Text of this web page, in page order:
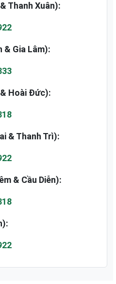
Thanh Xuân):
& Gia Lâm):
Hoài Đức):
& Thanh Trì):
& Cầu Diễn):